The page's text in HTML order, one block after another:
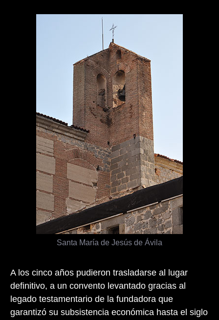
A los cinco años pudieron trasladarse al lugar
definitivo, a un convento levantado gracias al
legado testamentario de la fundadora que
garantizó su subsistencia económica hasta el siglo
Santa María de Jesús de Ávila